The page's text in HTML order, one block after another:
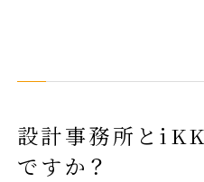
設計事務所と
ですか？